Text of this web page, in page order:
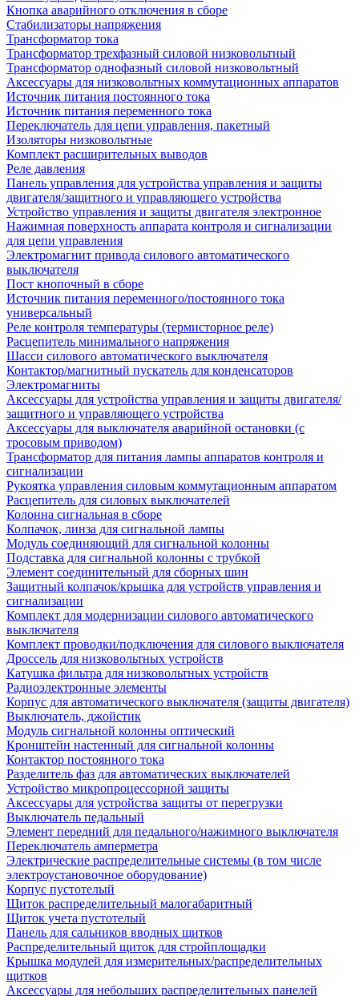
Кнопка аварийного отключения в сборе
Стабилизаторы напряжения
Трансформатор тока
Трансформатор трехфазный силовой низковольтный
Трансформатор однофазный силовой низковольтный
Аксессуары для низковольтных коммутационных аппаратов
Источник питания постоянного тока
Источник питания переменного тока
Переключатель для цепи управления, пакетный
Изоляторы низковольтные
Комплект расширительных выводов
Реле давления
Панель управления для устройства управления и защиты
двигателя/защитного и управляющего устройства
Устройство управления и защиты двигателя электронное
Нажимная поверхность аппарата контроля и сигнализации
для цепи управления
Электромагнит привода силового автоматического
выключателя
Пост кнопочный в сборе
Источник питания переменного/постоянного тока
универсальный
Реле контроля температуры (термисторное реле)
Расцепитель минимального напряжения
Шасси силового автоматического выключателя
Контактор/магнитный пускатель для конденсаторов
Электромагниты
Аксессуары для устройства управления и защиты двигателя/
защитного и управляющего устройства
Аксессуары для выключателя аварийной остановки (с
тросовым приводом)
Трансформатор для питания лампы аппаратов контроля и
сигнализации
Рукоятка управления силовым коммутационным аппаратом
Расцепитель для силовых выключателей
Колонна сигнальная в сборе
Колпачок, линза для сигнальной лампы
Модуль соединяющий для сигнальной колонны
Подставка для сигнальной колонны с трубкой
Элемент соединительный для сборных шин
Защитный колпачок/крышка для устройств управления и
сигнализации
Комплект для модернизации силового автоматического
выключателя
Комплект проводки/подключения для силового выключателя
Дроссель для низковольтных устройств
Катушка фильтра для низковольтных устройств
Радиоэлектронные элементы
Корпус для автоматического выключателя (защиты двигателя)
Выключатель, джойстик
Модуль сигнальной колонны оптический
Кронштейн настенный для сигнальной колонны
Контактор постоянного тока
Разделитель фаз для автоматических выключателей
Устройство микропроцессорной защиты
Аксессуары для устройства защиты от перегрузки
Выключатель педальный
Элемент передний для педального/нажимного выключателя
Переключатель амперметра
Электрические распределительные системы (в том числе
электроустановочное оборудование)
Корпус пустотелый
Щиток распределительный малогабаритный
Щиток учета пустотелый
Панель для сальников вводных щитков
Распределительный щиток для стройплощадки
Крышка модулей для измерительных/распределительных
щитков
Аксессуары для небольших распределительных панелей